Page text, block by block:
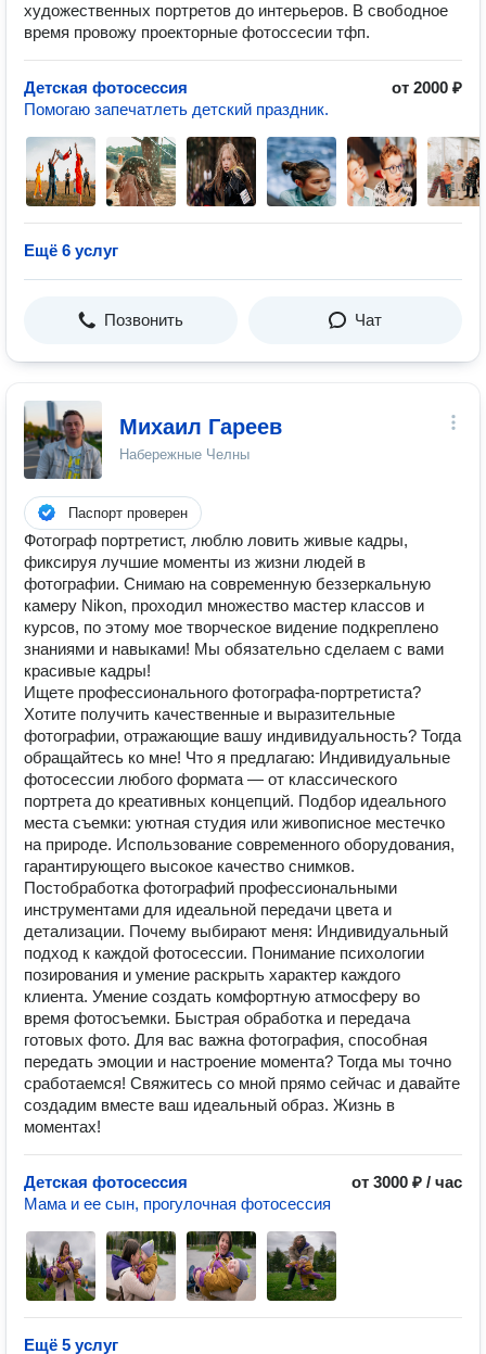
художественных портретов до интерьеров. В свободное
время провожу проекторные фотоссесии тфп.
Детская фотосессия
от 2000 ₽
Помогаю запечатлеть детский праздник.
Ещё 6 услуг
Позвонить Чат
Михаил Гареев
Набережные Челны
Паспорт проверен
Фотограф портретист, люблю ловить живые кадры,
фиксируя лучшие моменты из жизни людей в
фотографии. Снимаю на современную беззеркальную
камеру Nikon, проходил множество мастер классов и
курсов, по этому мое творческое видение подкреплено
знаниями и навыками! Мы обязательно сделаем с вами
красивые кадры!
Ищете профессионального фотографа-портретиста?
Хотите получить качественные и выразительные
фотографии, отражающие вашу индивидуальность? Тогда
обращайтесь ко мне! Что я предлагаю: Индивидуальные
фотосессии любого формата — от классического
портрета до креативных концепций. Подбор идеального
места съемки: уютная студия или живописное местечко
на природе. Использование современного оборудования,
гарантирующего высокое качество снимков.
Постобработка фотографий профессиональными
инструментами для идеальной передачи цвета и
детализации. Почему выбирают меня: Индивидуальный
подход к каждой фотосессии. Понимание психологии
позирования и умение раскрыть характер каждого
клиента. Умение создать комфортную атмосферу во
время фотосъемки. Быстрая обработка и передача
готовых фото. Для вас важна фотография, способная
передать эмоции и настроение момента? Тогда мы точно
сработаемся! Свяжитесь со мной прямо сейчас и давайте
создадим вместе ваш идеальный образ. Жизнь в
моментах!
Детская фотосессия
от 3000 ₽ / час
Мама и ее сын, прогулочная фотосессия
Ещё 5 услуг